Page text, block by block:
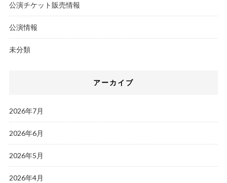
公演チケット販売情報
公演情報
未分類
アーカイブ
2026年7月
2026年6月
2026年5月
2026年4月